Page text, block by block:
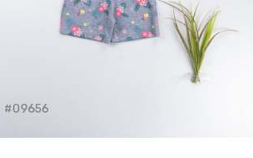
#09656